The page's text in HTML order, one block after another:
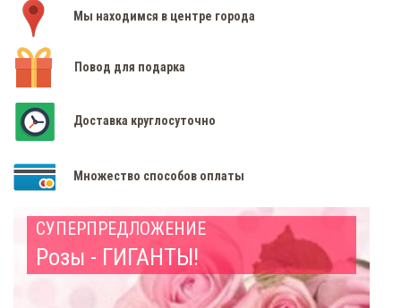
Мы находимся в центре города
Повод для подарка
Доставка круглосуточно
Множество способов оплаты
СУПЕРПРЕДЛОЖЕНИЕ
Розы - ГИГАНТЫ!